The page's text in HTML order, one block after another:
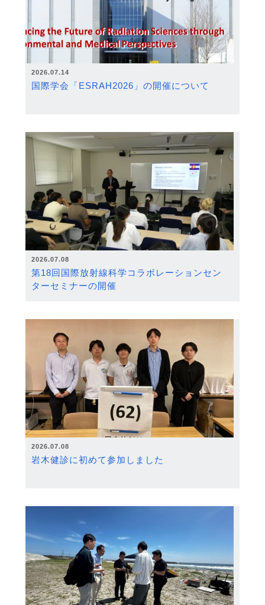
2026.07.14
国際学会「ESRAH2026」の開催について
2026.07.08
第18回国際放射線科学コラボレーションセン
ターセミナーの開催
2026.07.08
岩木健診に初めて参加しました